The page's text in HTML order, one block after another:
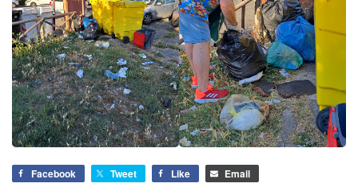
Facebook Tweet Like Email